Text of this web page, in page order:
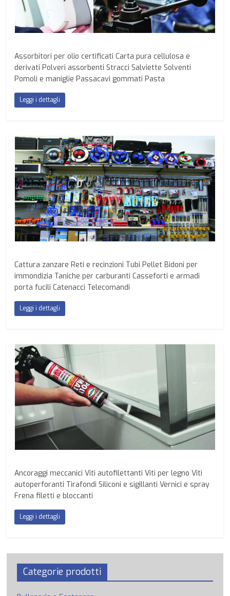
Assorbitori per olio certificati Carta pura cellulosa e
derivati Polveri assorbenti Stracci Salviette Solventi
Pomoli e maniglie Passacavi gommati Pasta
Leggi i dettagli
Cattura zanzare Reti e recinzioni Tubi Pellet Bidoni per
immondizia Taniche per carburanti Casseforti e armadi
porta fucili Catenacci Telecomandi
Leggi i dettagli
Ancoraggi meccanici Viti autofilettanti Viti per legno Viti
autoperforanti Tirafondi Siliconi e sigillanti Vernici e spray
Frena filetti e bloccanti
Leggi i dettagli
Categorie prodotti